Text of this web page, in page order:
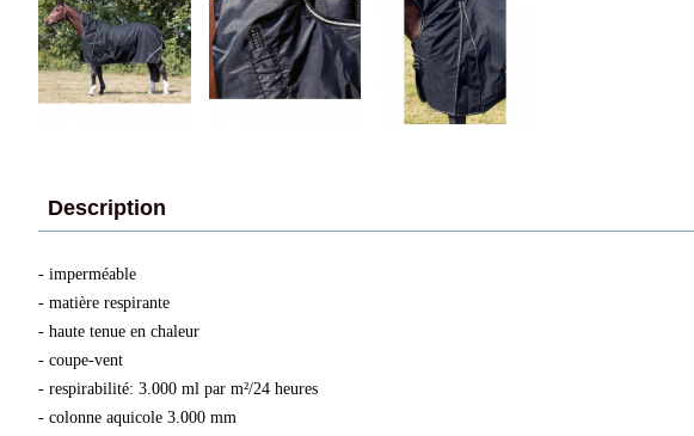
Description
- imperméable
- matière respirante
- haute tenue en chaleur
- coupe-vent
- respirabilité: 3.000 ml par m²/24 heures
- colonne aquicole 3.000 mm